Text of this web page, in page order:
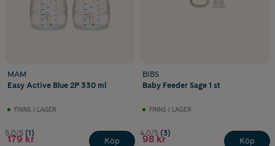
MAM
Easy Active Blue 2P 330 ml
FINNS I LAGER
5.0/5 (1)
179 kr Köp
BIBS
Baby Feeder Sage 1 st
FINNS I LAGER
4.0/5 (3)
98 kr Köp